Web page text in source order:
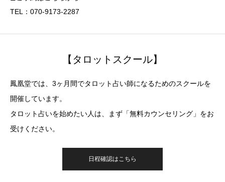
TEL：070-9173-2287
【タロットスクール】
鳳凰堂では、3ヶ月間でタロット占い師になるためのスクールを
開催しています。
タロット占いを始めたい人は、まず「無料カウンセリング」をお
受けください。
日程確認はこちら